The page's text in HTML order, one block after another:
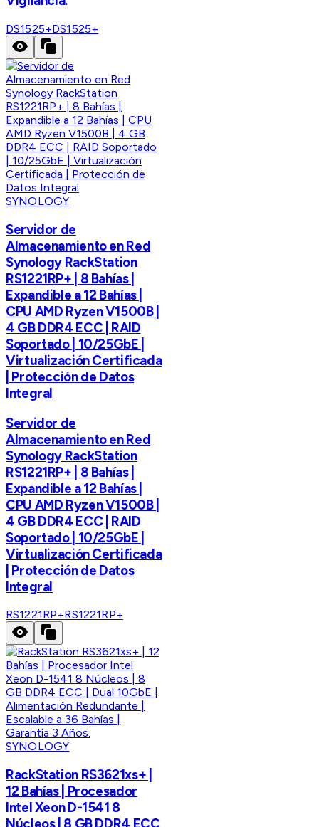
DS1525+DS1525+
SYNOLOGY
Servidor de
Almacenamiento en Red
Synology RackStation
RS1221RP+ | 8 Bahías |
Expandible a 12 Bahías |
CPU AMD Ryzen V1500B |
4 GB DDR4 ECC | RAID
Soportado | 10/25GbE |
Virtualización Certificada
| Protección de Datos
Integral
Servidor de
Almacenamiento en Red
Synology RackStation
RS1221RP+ | 8 Bahías |
Expandible a 12 Bahías |
CPU AMD Ryzen V1500B |
4 GB DDR4 ECC | RAID
Soportado | 10/25GbE |
Virtualización Certificada
| Protección de Datos
Integral
RS1221RP+RS1221RP+
SYNOLOGY
RackStation RS3621xs+ |
12 Bahías | Procesador
Intel Xeon D-1541 8